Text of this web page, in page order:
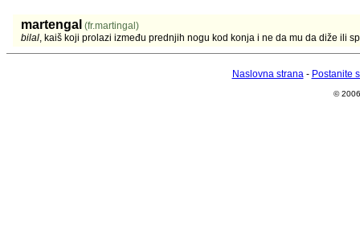
martengal (fr.martingal)
bilal, kaiš koji prolazi između prednjih nogu kod konja i ne da mu da diže ili
Naslovna strana- Postanite
©